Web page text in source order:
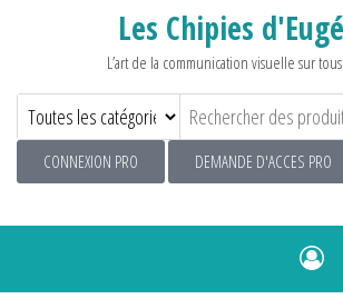
Les Chipies
L’art de la communication visuelle sur
CONNEXION PRO DEMANDE D'ACCES PRO